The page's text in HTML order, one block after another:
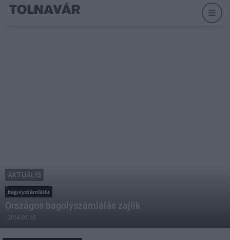
AKTUÁLIS
bagolyszámlálás
Országos bagolyszámlálás zajlik
2016.01.10